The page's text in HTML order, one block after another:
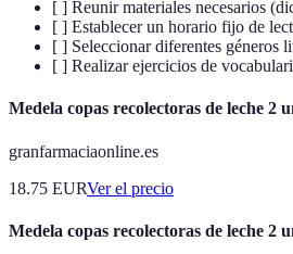
[ ] Reunir materiales necesarios
[ ] Establecer un horario fijo de
[ ] Seleccionar diferentes géneros
[ ] Realizar ejercicios de
Medela copas recolectoras de leche 2
granfarmaciaonline.es
18.75 EURVer el precio
Medela copas recolectoras de leche 2